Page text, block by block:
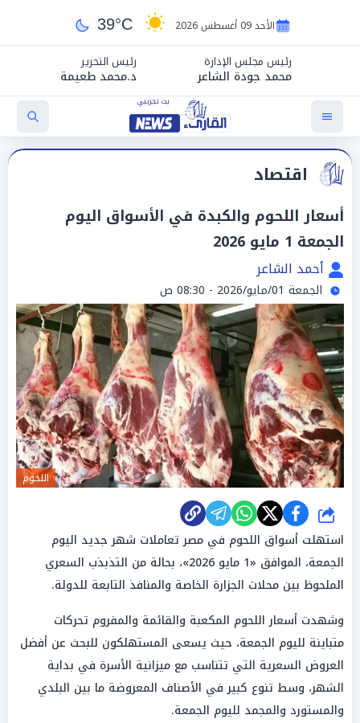
الأحد 09 أغسطس 2026 39°C
رئيس مجلس الإدارة
محمد جودة الشاعر
رئيس التحرير
د.محمد طعيمة
اقتصاد
أسعار اللحوم والكبدة في الأسواق اليوم
الجمعة 1 مايو 2026
أحمد الشاعر
الجمعة 01/مايو/2026 - 08:30 ص
اللحوم
شارك
استهلت أسواق اللحوم في مصر تعاملات شهر جديد اليوم
الجمعة، الموافق «1 مايو 2026»، بحالة من التذبذب السعري
الملحوظ بين محلات الجزارة الخاصة والمنافذ التابعة للدولة.
وشهدت أسعار اللحوم المكعبة والقائمة والمفروم تحركات
متباينة لليوم الجمعة، حيث يسعى المستهلكون للبحث عن أفضل
العروض السعرية التي تتناسب مع ميزانية الأسرة في بداية
الشهر، وسط تنوع كبير في الأصناف المعروضة ما بين البلدي
والمستورد والمجمد لليوم الجمعة.